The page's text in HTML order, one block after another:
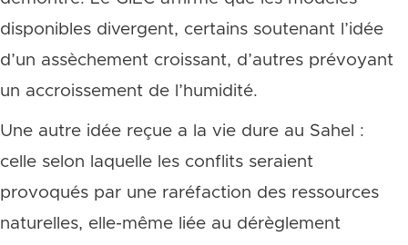
disponibles divergent, certains soutenant l’idée
d’un assèchement croissant, d’autres prévoyant
un accroissement de l’humidité.
Une autre idée reçue a la vie dure au Sahel :
celle selon laquelle les conflits seraient
provoqués par une raréfaction des ressources
naturelles, elle-même liée au dérèglement